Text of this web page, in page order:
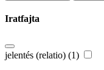
Iratfajta
jelentés (relatio) (1)